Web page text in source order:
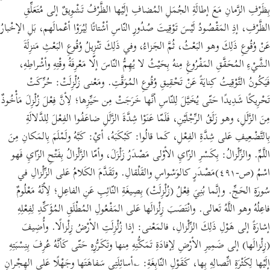
بِظَرْفِ الزَّمانِ مَعَ إطالَةِ الجُمَلِ المُضافِ إلَيْها الظَّرْفُ تَشْوِيقٌ إلى مُتَعَلِّقِ
الظَّرْفِ، إذِ المَقْصُودُ لَيْسَ تَوْقِيتَ صُدُورِ النّاسِ أشْتاتًا لِيُرَوْا أعْمالَهم، بَلِ الإخْبارُ
عَنْ وُقُوعِ ذَلِكَ وهو البَعْثُ، ثُمَّ الجَزاءُ، وفي ذَلِكَ تَنْزِيلُ وُقُوعِ البَعْثِ مَنزِلَةَ
الشَّيْءِ المُحَقَّقِ المَفْرُوغِ مِنهُ بِحَيْثُ لا يُهِمُّ النّاسَ إلّا مَعْرِفَةُ وقْتِهِ وأشْراطِهِ،
فَيَكُونُ التَّوْقِيتُ كِنايَةً عَنْ تَحْقِيقِ وُقُوعِ المُوَقَّتِ. ومَعْنى زُلْزِلَتْ: حُرِّكَتْ
تَحْرِيكًا شَدِيدًا حَتّى يُخَيَّلَ لِلنّاسِ أنَّها خَرَجَتْ مِن حَيِّزِها؛ لِأنَّ فِعْلَ زُلْزِلَ مَأْخُوذٌ
مِنَ الزَّلَلِ، وهو زَلَقُ الرِّجْلَيْنِ، فَلَمّا عَنَوْا شِدَّةَ الزَّلَلِ ضاعَفُوا الفِعْلَ لِلدَّلالَةِ
بِالتَّضْعِيفِ عَلى شِدَّةِ الفِعْلِ، كَما قالُوا: كَبْكَبَهُ، أيْ: كَبَّهُ ولَمْلَمَ بِالمَكانِ مِنَ
اللَّمِّ. والزِّلْزالُ: بِكَسْرِ الزّايِ الأوْلى مَصْدَرُ زَلْزَلَ، وأمّا الزَّلْزالُ بِفَتْحِ الزّايِ فَهو
اسْمُ (ص-٤٩١)مَصْدَرٍ كالوَسْواسِ والقَلْقالِ. وتَقَدَّمَ الكَلامُ عَلى الزِّلْزالِ في
سُورَةِ الحَجِّ. وإنَّما بُنِيَ فِعْلُ (زُلْزِلَتْ) بِصِيغَةِ النّائِبِ عَنِ الفاعِلِ؛ لِأنَّهُ مَعْلُومٌ
فاعِلُهُ وهو اللَّهُ تَعالى. وانْتَصَبَ زِلْزالَها عَلى المَفْعُولِ المُطْلَقِ المُؤَكِّدِ لِفِعْلِهِ
إشارَةً إلى هَوْلِ ذَلِكَ الزِّلْزالِ، فالمَعْنى: إذا زُلْزِلَتِ الأرْضُ زِلْزالًا. وأُضِيفَ
(زِلْزالَها) إلى ضَمِيرِ الأرْضِ لِإفادَةِ تَمَكُّنِهِ مِنها وتَكَرُّرِهِ حَتّى كَأنَّهُ عُرِفَ بِنِسْبَتِهِ
إلَيْها لِكَثْرَةِ اتِّصالِهِ بِها، كَقَوْلِ النّابِغَةِ: ؎أسائِلَتِي سَفاهَتَها وجَهْلًا عَلى الهِجْرانِ